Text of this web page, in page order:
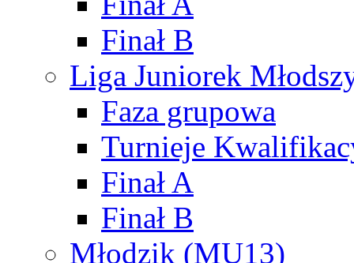
Finał B
Liga Juniorek
Faza grupowa
Turnieje
Finał A
Finał B
Młodzik (MU13)